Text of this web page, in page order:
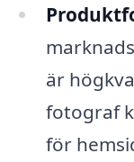
är
fotograf
för